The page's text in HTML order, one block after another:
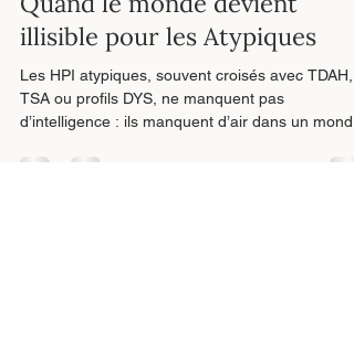
Georges Gallien
2 nov. 2025
2 min de lecture
Quand le monde devient
illisible pour les Atypiques